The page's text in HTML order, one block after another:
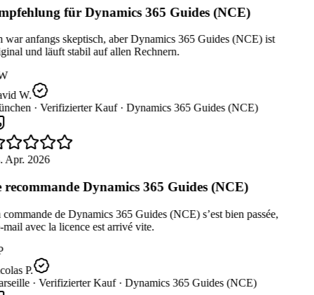
für Dynamics 365 Guides (NCE)
war anfangs skeptisch, aber Dynamics 365 Guides (NCE) ist
und läuft stabil auf allen Rechnern.
W.
· Verifizierter Kauf · Dynamics 365 Guides (NCE)
Apr. 2026
recommande Dynamics 365 Guides (NCE)
de Dynamics 365 Guides (NCE) s’est bien passée,
mail avec la licence est arrivé vite.
P.
· Verifizierter Kauf · Dynamics 365 Guides (NCE)